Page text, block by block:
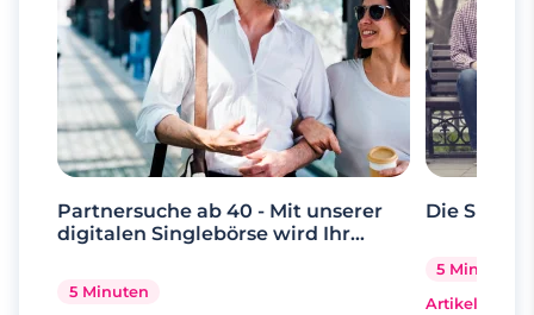
Partnersuche ab 40 - Mit unserer
digitalen Singlebörse wird Ihr
5 Minuten
Die Suche
5 Minuten
Artikel lesen